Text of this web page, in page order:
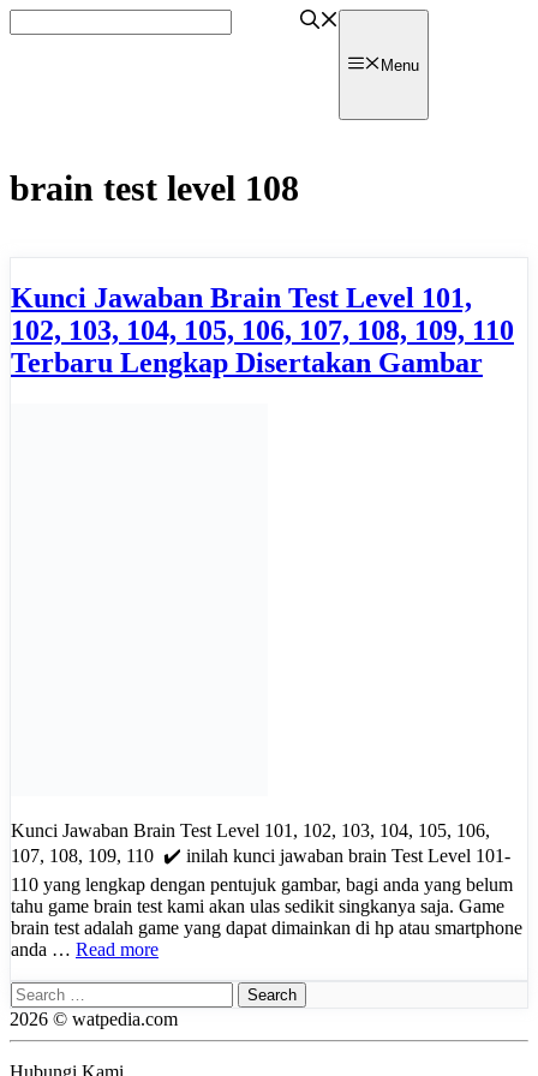
to
Menu
brain test level 108
Kunci Jawaban Brain Test Level 101,
102, 103, 104, 105, 106, 107, 108, 109, 110
Terbaru Lengkap Disertakan Gambar
Kunci Jawaban Brain Test Level 101, 102, 103, 104, 105, 106,
107, 108, 109, 110 ✔️ inilah kunci jawaban brain Test Level 101-
110 yang lengkap dengan pentujuk gambar, bagi anda yang belum
tahu game brain test kami akan ulas sedikit singkanya saja. Game
brain test adalah game yang dapat dimainkan di hp atau smartphone
anda … Read more
Search
for:
2026 © watpedia.com
Hubungi Kami